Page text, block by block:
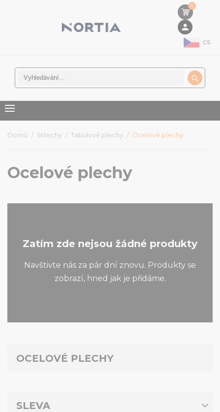
0
person
cs

Domů Střechy Tabulové plechy Ocelové plechy
Ocelové plechy
OCELOVÉ PLECHY
SLEVA
Zatím zde nejsou žádné produkty
Navštivte nás za pár dní znovu. Produkty se
zobrazí, hned jak je přidáme.